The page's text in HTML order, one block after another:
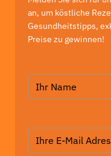
an, um köstliche
Gesundheitstipps,
Preise zu gewinnen!